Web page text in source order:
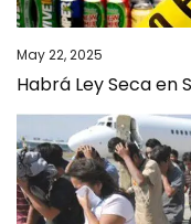
May 22, 2025
Habrá Ley Seca en